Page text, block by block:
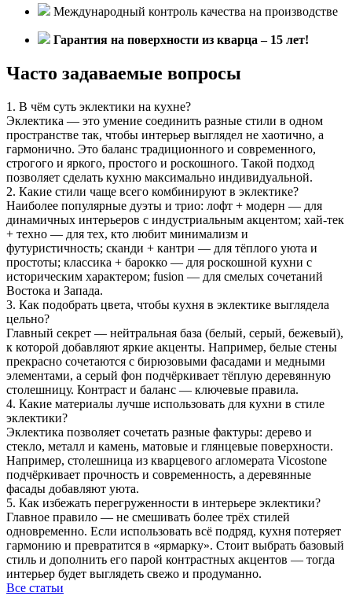
Международный контроль качества на производстве
Гарантия на поверхности из кварца – 15 лет!
Часто задаваемые вопросы
1. В чём суть эклектики на кухне?
Эклектика — это умение соединить разные стили в одном
пространстве так, чтобы интерьер выглядел не хаотично, а
гармонично. Это баланс традиционного и современного,
строгого и яркого, простого и роскошного. Такой подход
позволяет сделать кухню максимально индивидуальной.
2. Какие стили чаще всего комбинируют в эклектике?
Наиболее популярные дуэты и трио: лофт + модерн — для
динамичных интерьеров с индустриальным акцентом; хай-тек
+ техно — для тех, кто любит минимализм и
футуристичность; сканди + кантри — для тёплого уюта и
простоты; классика + барокко — для роскошной кухни с
историческим характером; fusion — для смелых сочетаний
Востока и Запада.
3. Как подобрать цвета, чтобы кухня в эклектике выглядела
цельно?
Главный секрет — нейтральная база (белый, серый, бежевый),
к которой добавляют яркие акценты. Например, белые стены
прекрасно сочетаются с бирюзовыми фасадами и медными
элементами, а серый фон подчёркивает тёплую деревянную
столешницу. Контраст и баланс — ключевые правила.
4. Какие материалы лучше использовать для кухни в стиле
эклектики?
Эклектика позволяет сочетать разные фактуры: дерево и
стекло, металл и камень, матовые и глянцевые поверхности.
Например, столешница из кварцевого агломерата Vicostone
подчёркивает прочность и современность, а деревянные
фасады добавляют уюта.
5. Как избежать перегруженности в интерьере эклектики?
Главное правило — не смешивать более трёх стилей
одновременно. Если использовать всё подряд, кухня потеряет
гармонию и превратится в «ярмарку». Стоит выбрать базовый
стиль и дополнить его парой контрастных акцентов — тогда
интерьер будет выглядеть свежо и продуманно.
Все статьи